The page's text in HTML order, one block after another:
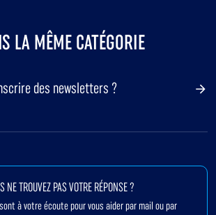
LA MÊME CATÉGORIE
des newsletters ?
NE TROUVEZ PAS VOTRE RÉPONSE ?
à votre écoute pour vous aider par mail ou par